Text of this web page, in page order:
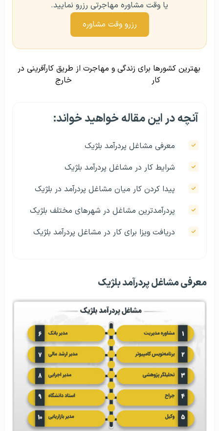
یا وقت مشاوره مهاجرتی رزرو نمایید.
رزرو وقت مشاوره
بهترین کشورها برای زندگی و
کار
مهاجرت از طریق کارآفرینی در
خارج
آنچه در این مقاله خواهید خواند:
معرفی مشاغل پردرآمد بلژیک
شرایط کار در مشاغل پردرآمد بلژیک
پیدا کردن کار میان مشاغل پردرآمد در بلژیک
پردرآمدترین مشاغل در شهرهای مختلف بلژیک
دریافت ویزا برای کار در مشاغل پردرآمد بلژیک
معرفی مشاغل پردرآمد بلژیک